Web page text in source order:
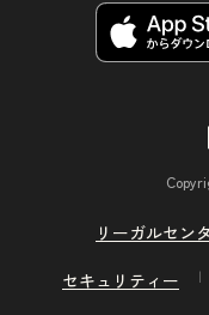
リーガルセン
セキュリティー